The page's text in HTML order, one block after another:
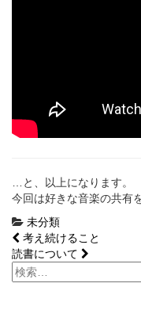
…と、以上になります。
今回は好きな音楽の共有
未分類
投
稿
考え続けること
読書について